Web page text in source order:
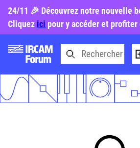
24/11 🎉 Découvrez notre nouvelle
Cliquez ici pour y accéder et profiter